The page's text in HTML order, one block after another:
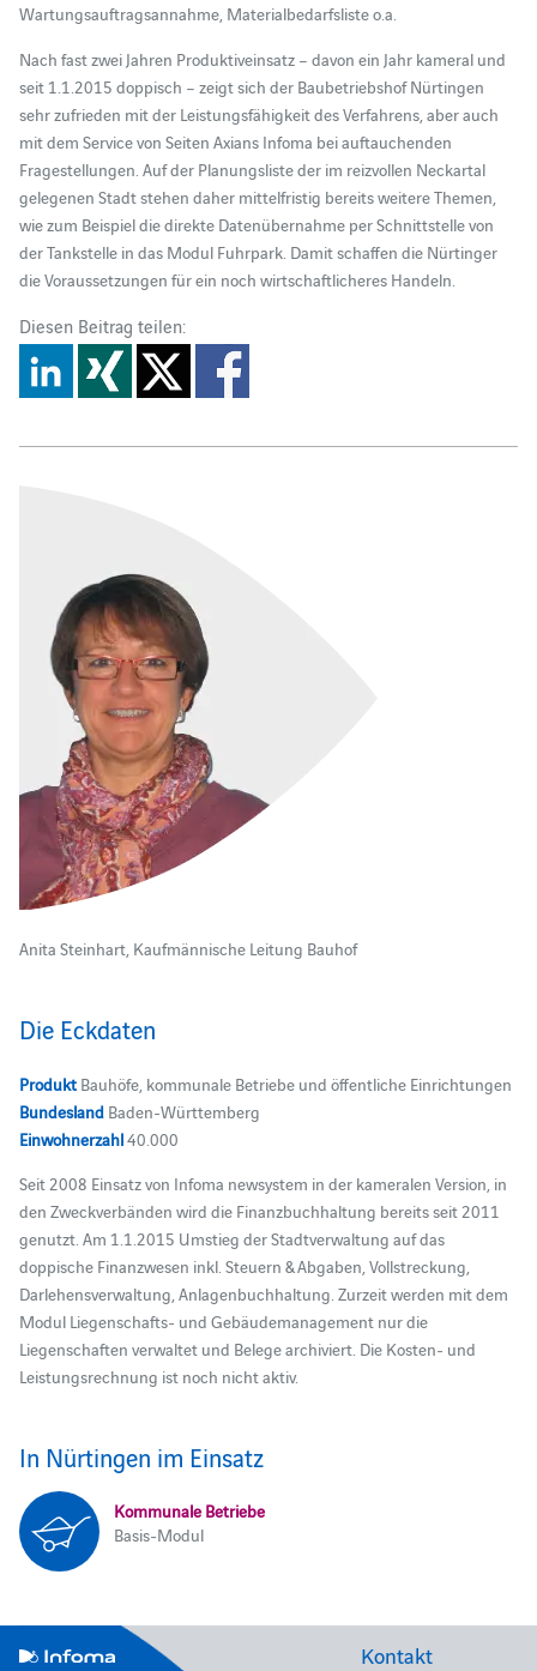
Wartungsauftragsannahme, Materialbedarfsliste o.a.
Nach fast zwei Jahren Produktiveinsatz – davon ein Jahr kameral und
seit 1.1.2015 doppisch – zeigt sich der Baubetriebshof Nürtingen
sehr zufrieden mit der Leistungsfähigkeit des Verfahrens, aber auch
mit dem Service von Seiten Axians Infoma bei auftauchenden
Fragestellungen. Auf der Planungsliste der im reizvollen Neckartal
gelegenen Stadt stehen daher mittelfristig bereits weitere Themen,
wie zum Beispiel die direkte Datenübernahme per Schnittstelle von
der Tankstelle in das Modul Fuhrpark. Damit schaffen die Nürtinger
die Voraussetzungen für ein noch wirtschaftlicheres Handeln.
Diesen Beitrag teilen:
Anita Steinhart, Kaufmännische Leitung Bauhof
Die Eckdaten
ProduktBauhöfe, kommunale Betriebe und öffentliche Einrichtungen
BundeslandBaden-Württemberg
Einwohnerzahl40.000
Seit 2008 Einsatz von Infoma newsystem in der kameralen Version, in
den Zweckverbänden wird die Finanzbuchhaltung bereits seit 2011
genutzt. Am 1.1.2015 Umstieg der Stadtverwaltung auf das
doppische Finanzwesen inkl. Steuern & Abgaben, Vollstreckung,
Darlehensverwaltung, Anlagenbuchhaltung. Zurzeit werden mit dem
Modul Liegenschafts- und Gebäudemanagement nur die
Liegenschaften verwaltet und Belege archiviert. Die Kosten- und
Leistungsrechnung ist noch nicht aktiv.
In Nürtingen im Einsatz
Kommunale Betriebe
Basis-Modul
Kontakt